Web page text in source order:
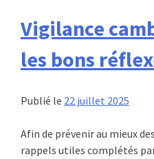
Vigilance
les bons
Publié le 22 juillet 2025
Afin de prévenir au mieux
rappels utiles complétés